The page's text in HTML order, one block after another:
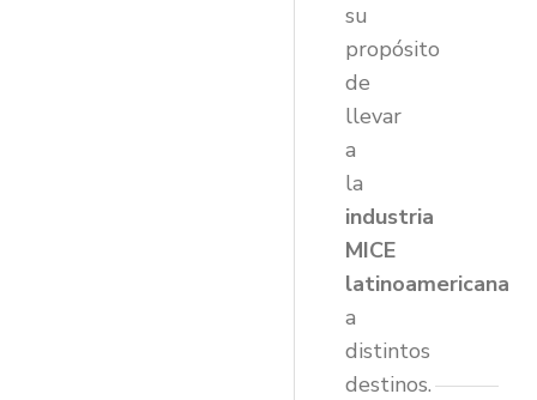
su
propósito
de
llevar
a
la
industria
MICE
latinoamericana
a
distintos
destinos.